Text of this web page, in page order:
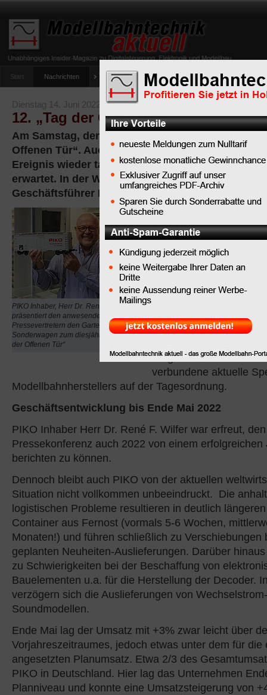
Start Nachrichten Tipps Newsletter Archiv Magazin
umfrage-viessmann-multiprotokoll-lichtdecoder
Dienstag 14. Juni 2022
12. „Tag der Offenen Tür“ bei PIKO
Am Samstag, den 18. Juni 2022, feiert PIKO den
Offenen Tür“. Auch in diesem Jahr werden zu
Ereignis wieder tausende Gäste am Firmensitz in
erwartet. In der Woche vor dem „Tag der Offenen
Geschäftsführer Dr. René F. Wilfer zur
PIKO Inhaber, Herr Dr. René F. Wilfer,
präsentiert den anwesenden
Pressevertretern den Gartenbahn-
Sonderwagen zum diesjährigen „Tag
der Offenen Tür“
Neben den
Informationen
zum
bevorstehenden „Tag
erhielten die
ersten 5 Monaten des
Wagen zur Ukraine-
verbundene aktuelle
Modellbahnherstellers auf der Tagesordnung.
Geschäftsentwicklung bis Ende Mai 2022
PIKO Inhaber Herr Dr. René F. Wilfer war erfreut,
Pressekonferenz auch 2022 von einem erfolgreichen
berichten zu können.
Dennoch bleibt auch PIKO von der aktuellen
Situation nicht vollkommen unbeeindruckt. Die
logistischen Probleme resultieren in deutlich
Container aus Fernost (vormals 5-6 Wochen,
Monaten!) und führen schließlich zu Verschiebungen
geplanten Neuheiten-Auslieferungen. Darüber
zu Schwierigkeiten bei der Beschaffung von
Bauelementen u.a. für die Herstellung der Decoder.
verzögern sich die Auslieferungen von
Soundmodellen.
Ende Mai lag der Umsatz mit +3% zwar leicht über
Vorjahreszeitraumes, jedoch etwas unter dem für die
angesetzten Planumsatz. Etwa 2/3 des
PIKO in Deutschland. Hier lag das Unternehmen
Planniveau und konnte eine Umsatzsteigerung von